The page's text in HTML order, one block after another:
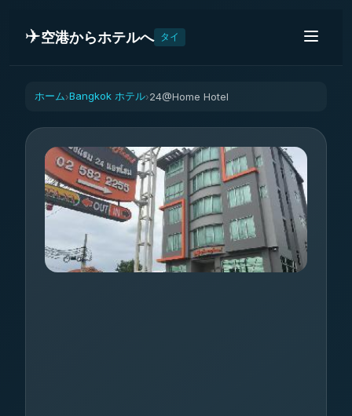
✈️空港からホテルへ タイ
ホーム›Bangkok ホテル›24@Home Hotel